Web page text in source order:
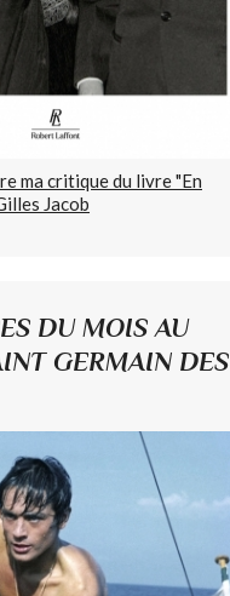
ma critique du livre "En
Jacob
DU MOIS AU
GERMAIN DES